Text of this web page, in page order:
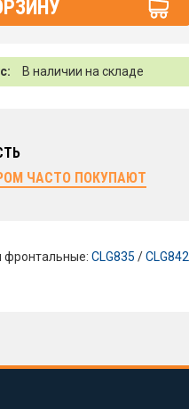
В наличии на складе
ЧАСТО ПОКУПАЮТ
фронтальные: CLG835 /CLG842